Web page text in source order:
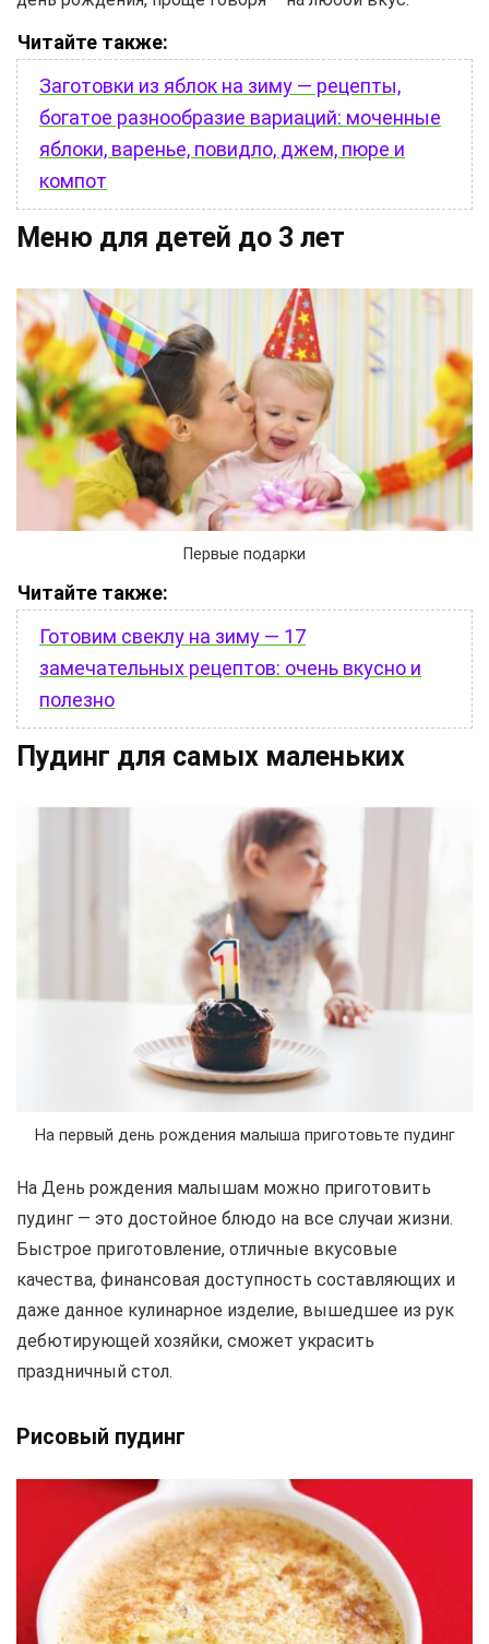
Читайте также:
Заготовки из яблок на зиму — рецепты,
богатое разнообразие вариаций: моченные
яблоки, варенье, повидло, джем, пюре и
компот
Меню для детей до 3 лет
Первые подарки
Читайте также:
Готовим свеклу на зиму — 17
замечательных рецептов: очень вкусно и
полезно
Пудинг для самых маленьких
На первый день рождения малыша приготовьте пудинг
На День рождения малышам можно приготовить
пудинг — это достойное блюдо на все случаи жизни.
Быстрое приготовление, отличные вкусовые
качества, финансовая доступность составляющих и
даже данное кулинарное изделие, вышедшее из рук
дебютирующей хозяйки, сможет украсить
праздничный стол.
Рисовый пудинг